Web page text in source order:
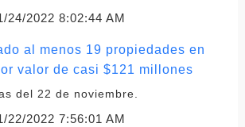
24/2022 8:02:44 AM
al menos 19 propiedades en
valor de casi $121 millones
del 22 de noviembre.
22/2022 7:56:01 AM